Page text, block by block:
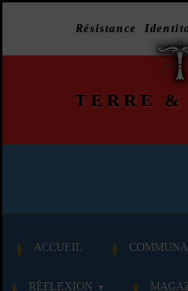
Résistance
TERRE &
ACCUEIL
RÉFLEXION